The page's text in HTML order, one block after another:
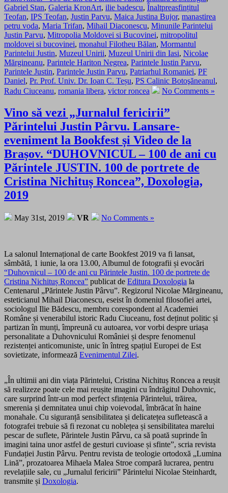
Gabriel Stan, Galeria KronArt, ilie badescu, Înaltpreasfințitul
Teofan, IPS Teofan, Justin Parvu, Maica Justina Bujor, manastirea
petru voda, Maria Trifan, Mihail Diaconescu, Minunile Parintelui
Justin Parvu, Mitropolia Moldovei si Bucovinei, mitropolitul
moldovei si bucovinei, monahul Filotheu Bălan, Mormantul
Parintelui Justin, Muzeul Unirii, Muzeul Unirii din Iasi, Nicolae
Mărgineanu, Parintele Hariton Negrea, Parintele Iustin Parvu,
Parintele Justin, Parintele Justin Parvu, Patriarhul Romaniei, PF
Daniel, Pr. Prof. Univ. Dr. Ioan C. Teșu, PS Calinic Botoşăneanul,
Radu Ciuceanu, romania libera, victor roncea No Comments »
Vino să vezi „Jurnalul fericirii”
Părintelui Justin Pârvu. Lansare-
eveniment la Bookfest și Video de la
Brașov. “DUHOVNICUL – 100 de ani cu
Părintele JUSTIN. 100 de portrete de
Cristina Nichituș Roncea”, Doxologia,
2019
May 31st, 2019 VR No Comments »
La salonul Internațional de carte Bookfest 2019 va fi lansat,
sâmbătă, 1 iunie, la ora 13.00, Albumul de fotografii și evocări
“Duhovnicul – 100 de ani cu Părintele Justin. 100 de portrete de
Cristina Nichituș Roncea” publicat de Editura Doxologia la
Centenarul „Părintele Justin Pârvu”. Regizorul Nicolae Mărgineanu,
esteticianul Mihail Diaconescu, eseist în domeniul filosofiei artei,
sociologul Ilie Bădescu, membru corespondent al Academiei
Române și venerabilul istoric Radu Ciuceanu, fost deținut politic și
partizan în munți, împreună cu autoarea, vor vorbi despre uriașa
personalitate a Duhovnicului României și despre fenomenul
rezistenței anticomuniste, unic în întreg spațiul Europei de Est
sovietizate, informează Evenimentul Zilei.
„În ultimii ani din viața Părintelui, Cristina Nichituș Roncea a reușit
să realizeze poate cele mai reușite imagini cu îndrăgitul Duhovnic,
care surprind într-un mod perfect sfințenia Părintelui, trăirea,
smerenia și demnitatea unui chip voievodal, îmbrăcat în haine
monahale. Cu siguranță sensibilitatea și delicatețea sufletească a
fotografei trebuie să fi rezonat cu noblețea și sensibilitatea marelui
pescar de suflete, Părintele Justin Pârvu, ca să poată suprinde în
imagini taina unor astfel de gesturi cuvioase și sfinte”, scria revista
Fundației Justin Pârvu. Pentru revista de teologie ortodoxă „Lumina
Lină”, prozatoarea Mihaela Malea Stroe compară lucrarea, pentru
revelațiile sale, cu „Jurnalul fericirii” Părintelui Nicolae Steinhardt,
transmite și Doxologia.